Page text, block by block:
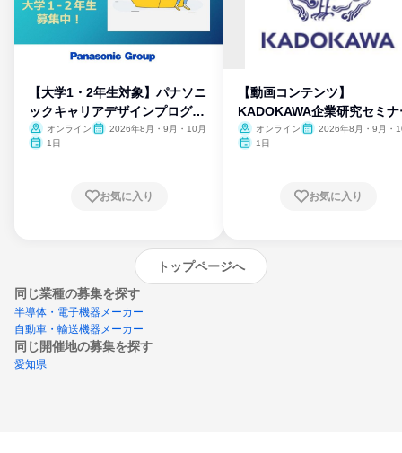
【大学1・2年生対象】パナソニ
ックキャリアデザインプログラ
ム
オンライン
2026年8月・9月・10月
1日
お気に入り
【動画コンテンツ】
KADOKAWA企業研究セミナ
オンライン
2026年8月・9月・
1日
お気に入り
トップページへ
同じ業種の募集を探す
半導体・電子機器メーカー
自動車・輸送機器メーカー
同じ開催地の募集を探す
愛知県